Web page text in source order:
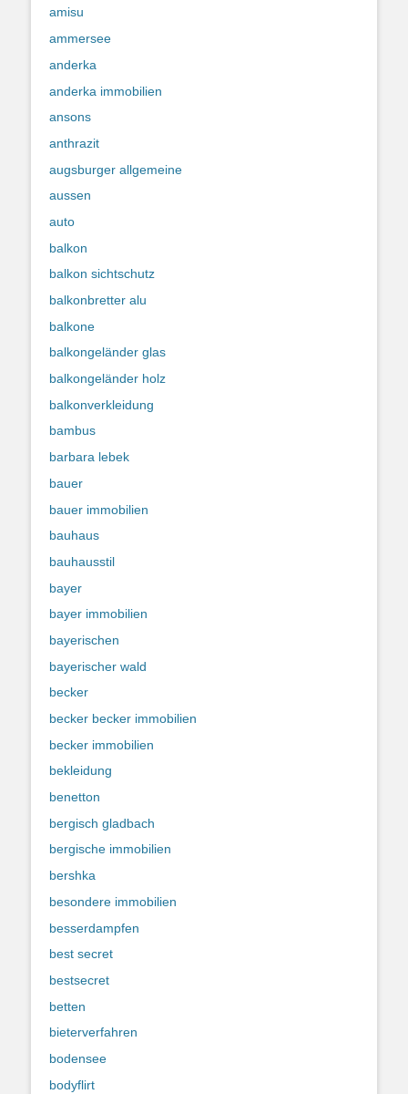
amisu
ammersee
anderka
anderka immobilien
ansons
anthrazit
augsburger allgemeine
aussen
auto
balkon
balkon sichtschutz
balkonbretter alu
balkone
balkongeländer glas
balkongeländer holz
balkonverkleidung
bambus
barbara lebek
bauer
bauer immobilien
bauhaus
bauhausstil
bayer
bayer immobilien
bayerischen
bayerischer wald
becker
becker becker immobilien
becker immobilien
bekleidung
benetton
bergisch gladbach
bergische immobilien
bershka
besondere immobilien
besserdampfen
best secret
bestsecret
betten
bieterverfahren
bodensee
bodyflirt